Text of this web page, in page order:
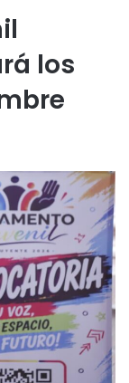
los